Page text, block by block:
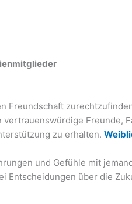
Freundschaft
vertrauenswürdige Freunde,
zu erhalten.
und Gefühle mit
Entscheidungen über die